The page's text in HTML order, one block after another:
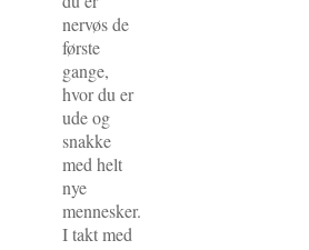
nervøs de
første
gange,
hvor du er
ude og
snakke
med helt
nye
mennesker.
I takt med